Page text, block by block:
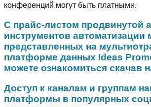
конференций могут быть платными.
С прайс-листом продвинутой
инструментов автоматизации
представленных на
платформе данных Ideas
можете ознакомиться скачав
Доступ к каналам и группам
платформы в популярных